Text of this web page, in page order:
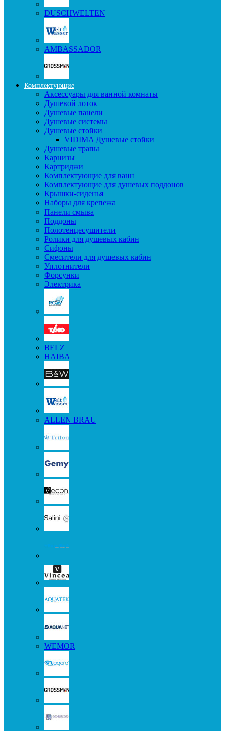
DUSCHWELTEN
AMBASSADOR
Комплектующие
Аксессуары для ванной комнаты
Душевой лоток
Душевые панели
Душевые системы
Душевые стойки
VIDIMA Душевые стойки
Душевые трапы
Карнизы
Картриджи
Комплектующие для ванн
Комплектующие для душевых поддонов
Крышки-сиденья
Наборы для крепежа
Панели смыва
Поддоны
Полотенцесушители
Ролики для душевых кабин
Сифоны
Смесители для душевых кабин
Уплотнители
Форсунки
Электрика
BELZ
HAIBA
ALLEN BRAU
WEMOR